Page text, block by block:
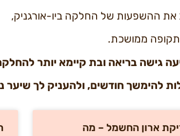
את ההשפעות של החלקה ביו-אורגניק,
ממושכת.
גישה בריאה ובת קיימא יותר
להימשך חודשים, ולהעניק לך שיער
ארון החשמל – מה